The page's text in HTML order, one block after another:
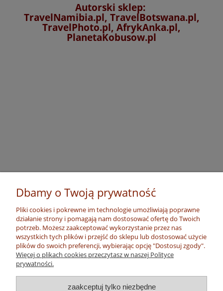
Autorski sklep:
TravelNamibia.pl, TravelBotswana.pl,
TravelPhoto.pl, AfrykAnka.pl,
PlanetaKobusow.pl
Dbamy o Twoją prywatność
Pliki cookies i pokrewne im technologie umożliwiają poprawne
działanie strony i pomagają nam dostosować ofertę do Twoich
potrzeb. Możesz zaakceptować wykorzystanie przez nas
wszystkich tych plików i przejść do sklepu lub dostosować użycie
plików do swoich preferencji, wybierając opcję "Dostosuj zgody".
Więcej o plikach cookies przeczytasz w naszej Polityce
prywatności.
zaakceptuj tylko niezbędne